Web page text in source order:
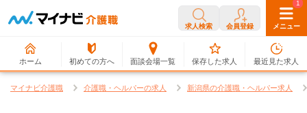
求人検索 会員登録 メニュー
ホーム 初めての方へ 面談会場一覧
0
保存した求人
1
最近見た求人
マイナビ介護職 介護職・ヘルパーの求人 新潟県の介護職・ヘルパー求人